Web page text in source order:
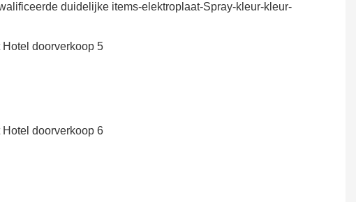
duidelijke items-elektroplaat-Spray-kleur-kleur-